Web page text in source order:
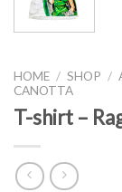
HOME / SHOP /
CANOTTA
T-shirt –